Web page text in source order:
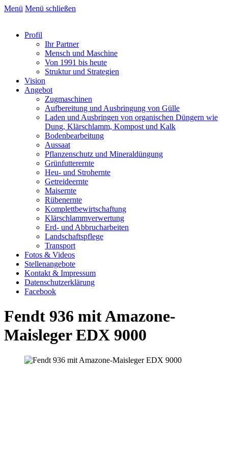
Menü Menü schließen
Profil
Ihr Partner
Mensch und Maschine
Von 1991 bis heute
Struktur und Strategien
Vision
Angebot
Zugmaschinen
Aufbereitung und Ausbringung von Gülle
Laden und Ausbringen von organischen Düngern wie
Dung, Klärschlamm, Kompost und Kalk
Bodenbearbeitung
Aussaat
Pflanzenschutz und Mineraldüngung
Grünfutterernte
Heu- und Strohernte
Getreideernte
Maisernte
Rübenernte
Komplettbewirtschaftung
Klärschlammverwertung
Erd- und Abbrucharbeiten
Landschaftspflege
Transport
Fotos & Videos
Stellenangebote
Kontakt & Impressum
Datenschutzerklärung
Facebook
Fendt 936 mit Amazone-
Maisleger EDX 9000